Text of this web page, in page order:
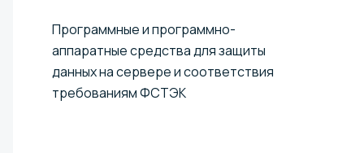
Программные и программно-
аппаратные средства для защиты
данных на сервере и соответствия
требованиям ФСТЭК